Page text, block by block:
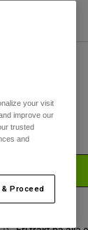
selected
your visit
improve our
trusted
and
Proceed